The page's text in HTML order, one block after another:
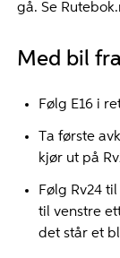
gå. Se
Med bil
Følg E16 i
Ta første
kjør ut på
Følg Rv24
til venstre
det står et